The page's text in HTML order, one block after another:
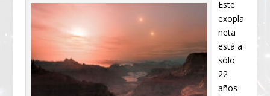
Este
exopla
neta
está a
sólo
22
años-